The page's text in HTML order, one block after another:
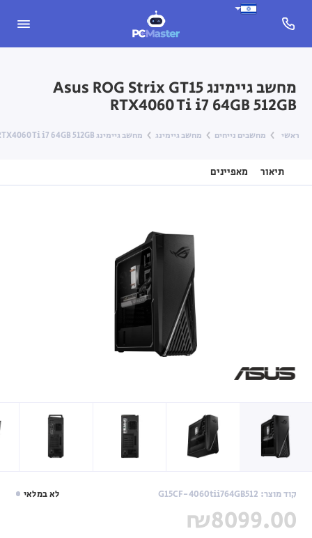
מחשב גיימינג Asus ROG Strix GT15
RTX4060 Ti i7 64GB 512GB
ראשי מחשבים נייחים מחשב גיימינג מחשב גיימינג Asus ROG Strix GT15 RTX4060 Ti i7 64GB 512GB
תיאור מאפיינים
לא במלאי קוד מוצר: G15CF-4060tii764GB512
₪8099.00